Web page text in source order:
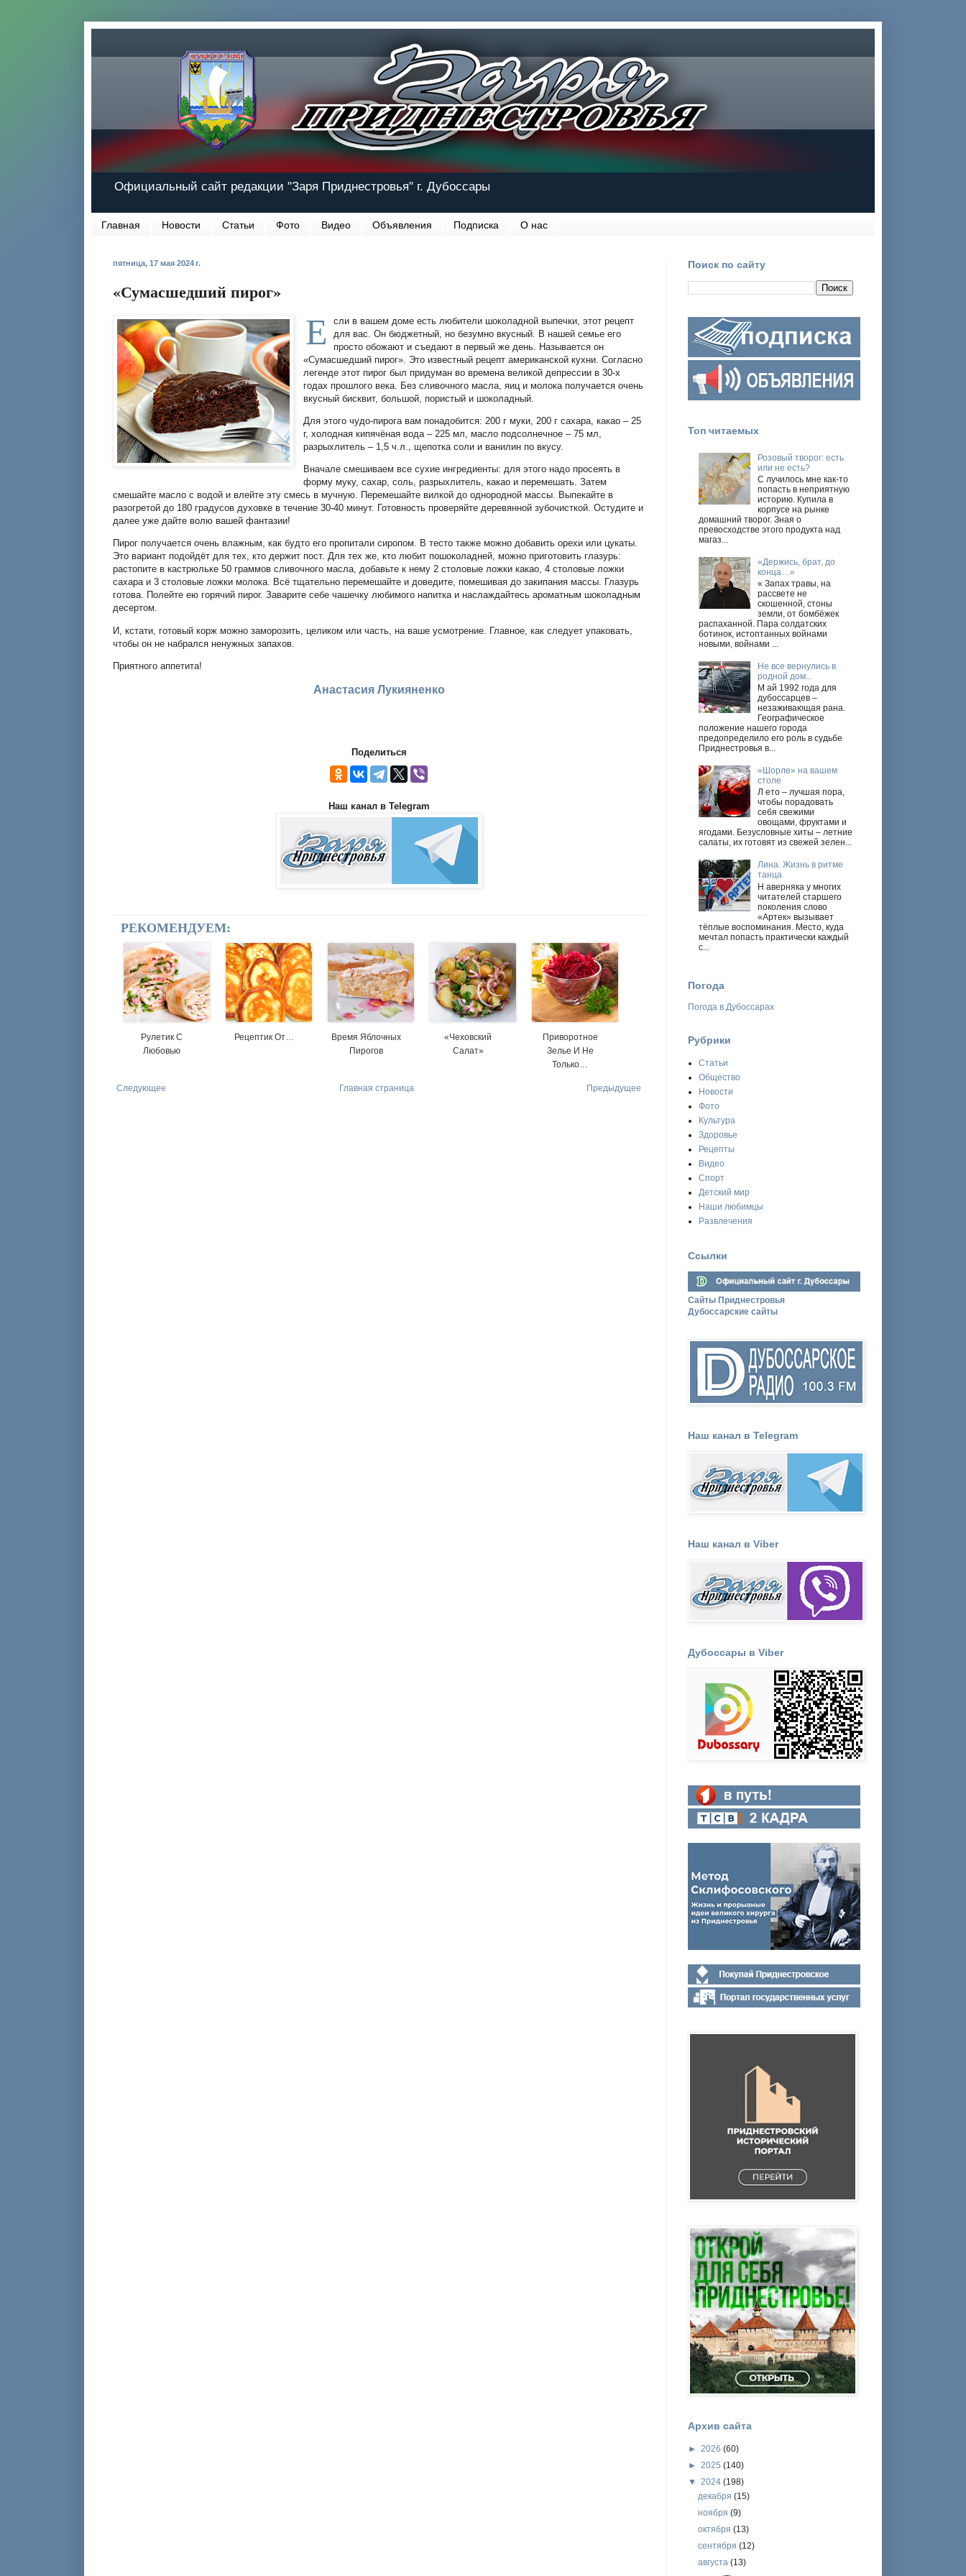
Официальный сайт редакции "Заря Приднестровья" г. Дубоссары
Главная Новости Статьи Фото Видео Объявления Подписка О нас
пятница, 17 мая 2024 г.
«Сумасшедший пирог»
Е
сли в вашем доме есть любители шоколадной выпечки, этот рецепт
для вас. Он бюджетный, но безумно вкусный. В нашей семье его
просто обожают и съедают в первый же день. Называется он
«Сумасшедший пирог». Это известный рецепт американской кухни. Согласно
легенде этот пирог был придуман во времена великой депрессии в 30-х
годах прошлого века. Без сливочного масла, яиц и молока получается очень
вкусный бисквит, большой, пористый и шоколадный.
Для этого чудо-пирога вам понадобится: 200 г муки, 200 г сахара, какао – 25
г, холодная кипячёная вода – 225 мл, масло подсолнечное – 75 мл,
разрыхлитель – 1,5 ч.л., щепотка соли и ванилин по вкусу.
Вначале смешиваем все сухие ингредиенты: для этого надо просеять в
форму муку, сахар, соль, разрыхлитель, какао и перемешать. Затем
смешайте масло с водой и влейте эту смесь в мучную. Перемешайте вилкой до однородной массы. Выпекайте в
разогретой до 180 градусов духовке в течение 30-40 минут. Готовность проверяйте деревянной зубочисткой. Остудите и
далее уже дайте волю вашей фантазии!
Пирог получается очень влажным, как будто его пропитали сиропом. В тесто также можно добавить орехи или цукаты.
Это вариант подойдёт для тех, кто держит пост. Для тех же, кто любит пошоколадней, можно приготовить глазурь:
растопите в кастрюльке 50 граммов сливочного масла, добавьте к нему 2 столовые ложки какао, 4 столовые ложки
сахара и 3 столовые ложки молока. Всё тщательно перемешайте и доведите, помешивая до закипания массы. Глазурь
готова. Полейте ею горячий пирог. Заварите себе чашечку любимого напитка и наслаждайтесь ароматным шоколадным
десертом.
И, кстати, готовый корж можно заморозить, целиком или часть, на ваше усмотрение. Главное, как следует упаковать,
чтобы он не набрался ненужных запахов.
Приятного аппетита!
Анастасия Лукияненко
Поделиться
Наш канал в Telegram
РЕКОМЕНДУЕМ:
Рулетик С
Любовью
Рецептик От…
Время Яблочных
Пирогов
«Чеховский
Салат»
Приворотное
Зелье И Не
Только…
Следующее Предыдущее
Главная страница
Поиск по сайту
Топ читаемых
Розовый творог: есть
или не есть?
С лучилось мне как-то
попасть в неприятную
историю. Купила в
корпусе на рынке
домашний творог. Зная о
превосходстве этого продукта над
магаз...
«Держись, брат, до
конца…»
« Запах травы, на
рассвете не
скошенной, стоны
земли, от бомбёжек
распаханной. Пара солдатских
ботинок, истоптанных войнами
новыми, войнами ...
Не все вернулись в
родной дом...
М ай 1992 года для
дубоссарцев –
незаживающая рана.
Географическое
положение нашего города
предопределило его роль в судьбе
Приднестровья в...
«Шорле» на вашем
столе
Л ето – лучшая пора,
чтобы порадовать
себя свежими
овощами, фруктами и
ягодами. Безусловные хиты – летние
салаты, их готовят из свежей зелен...
Лина. Жизнь в ритме
танца
Н аверняка у многих
читателей старшего
поколения слово
«Артек» вызывает
тёплые воспоминания. Место, куда
мечтал попасть практически каждый
с...
Погода
Погода в Дубоссарах
Рубрики
Статьи
Общество
Новости
Фото
Культура
Здоровье
Рецепты
Видео
Спорт
Детский мир
Наши любимцы
Развлечения
Ссылки
Сайты Приднестровья
Дубоссарские сайты
Наш канал в Telegram
Наш канал в Viber
Дубоссары в Viber
Архив сайта
► 2026 (60)
► 2025 (140)
▼ 2024 (198)
декабря(15)
ноября(9)
октября(13)
сентября(12)
августа(13)